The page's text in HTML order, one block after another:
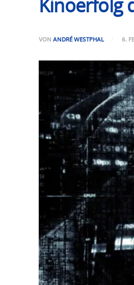
Kinoerfolg
VON ANDRÉ WESTPHAL 6.